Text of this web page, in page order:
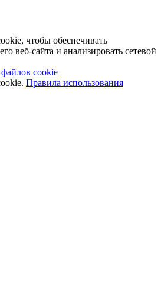
чтобы обеспечивать
веб-сайта и анализировать сетевой
cookie
Правила использования